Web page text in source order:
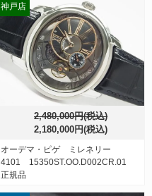
2,480,000円(税込)
2,180,000円(税込)
オーデマ・ピゲ ミレネリー
4101 15350ST.OO.D002CR.01
正規品
神戸店